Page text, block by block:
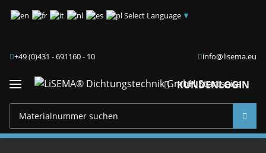
Select Language ▼
+49 (0)431 - 691160 - 10 info@lisema.eu
KUNDENLOGIN